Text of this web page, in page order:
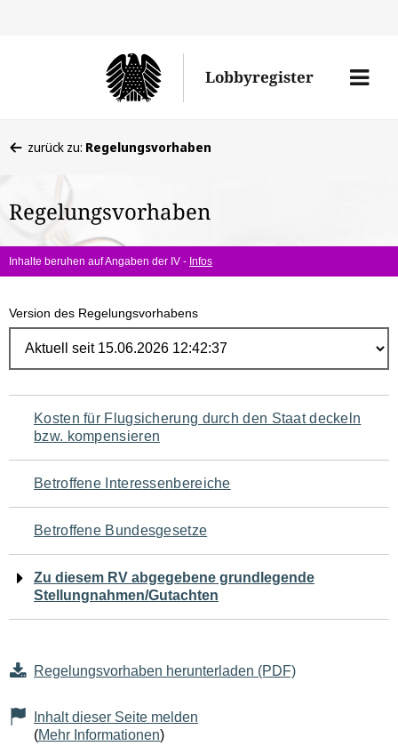
Lobbyregister
Menü
befinden
hier:
zurück zu: Regelungsvorhaben
Regelungsvorhaben
Inhalte beruhen auf Angaben der IV - Infos
Version des Regelungsvorhabens
Navigation
für
den
Seiteninhalt
Kosten für Flugsicherung durch den Staat deckeln
bzw. kompensieren
Betroffene Interessenbereiche
Betroffene Bundesgesetze
Zu diesem RV abgegebene grundlegende
Stellungnahmen/Gutachten
Regelungsvorhaben herunterladen (PDF)
Inhalt dieser Seite melden
(Mehr Informationen)